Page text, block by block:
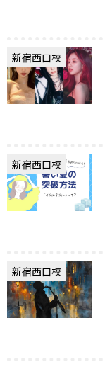
新宿西口校
新宿西口校
新宿西口校